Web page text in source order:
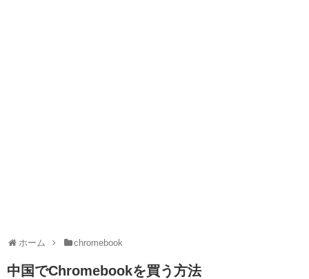
ホーム chromebook
中国でChromebookを買う方法